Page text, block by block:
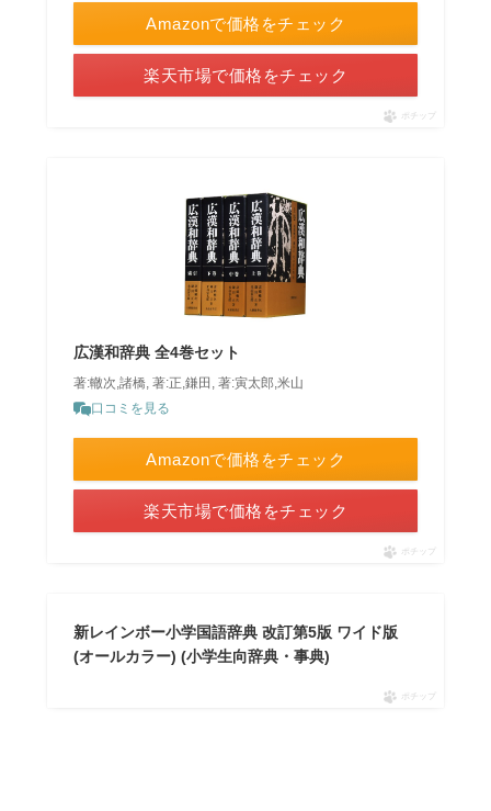
Amazonで価格をチェック
楽天市場で価格をチェック
ポチップ
広漢和辞典 全4巻セット
著:轍次,諸橋, 著:正,鎌田, 著:寅太郎,米山
口コミを見る
Amazonで価格をチェック
楽天市場で価格をチェック
ポチップ
新レインボー小学国語辞典 改訂第5版 ワイド版
(オールカラー) (小学生向辞典・事典)
ポチップ